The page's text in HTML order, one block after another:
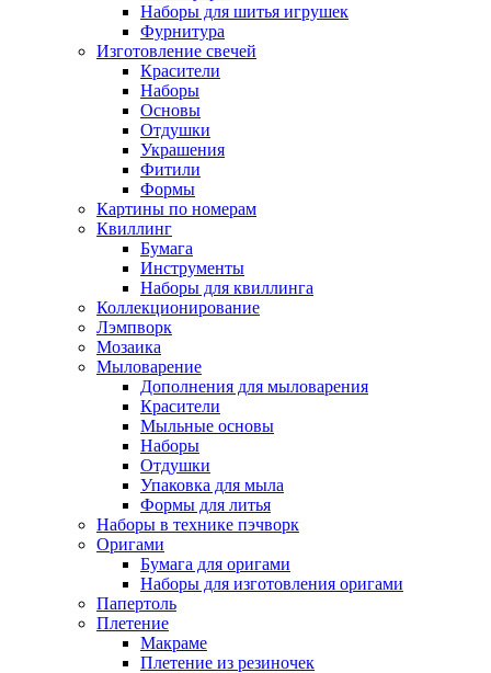
Наборы для шитья игрушек
Фурнитура
Изготовление свечей
Красители
Наборы
Основы
Отдушки
Украшения
Фитили
Формы
Картины по номерам
Квиллинг
Бумага
Инструменты
Наборы для квиллинга
Коллекционирование
Лэмпворк
Мозаика
Мыловарение
Дополнения для мыловарения
Красители
Мыльные основы
Наборы
Отдушки
Упаковка для мыла
Формы для литья
Наборы в технике пэчворк
Оригами
Бумага для оригами
Наборы для изготовления оригами
Папертоль
Плетение
Макраме
Плетение из резиночек